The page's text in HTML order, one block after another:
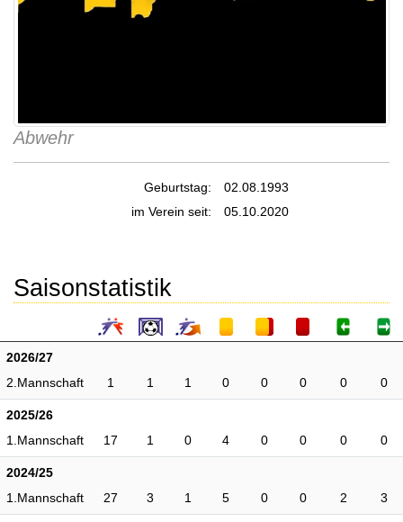
Abwehr
Geburtstag:
02.08.1993
im Verein seit:
05.10.2020
Saisonstatistik
2026/27
2.Mannschaft
1 1 1 0 0 0 0 0
2025/26
1.Mannschaft
17 1 0 4 0 0 0 0
2024/25
1.Mannschaft
27 3 1 5 0 0 2 3